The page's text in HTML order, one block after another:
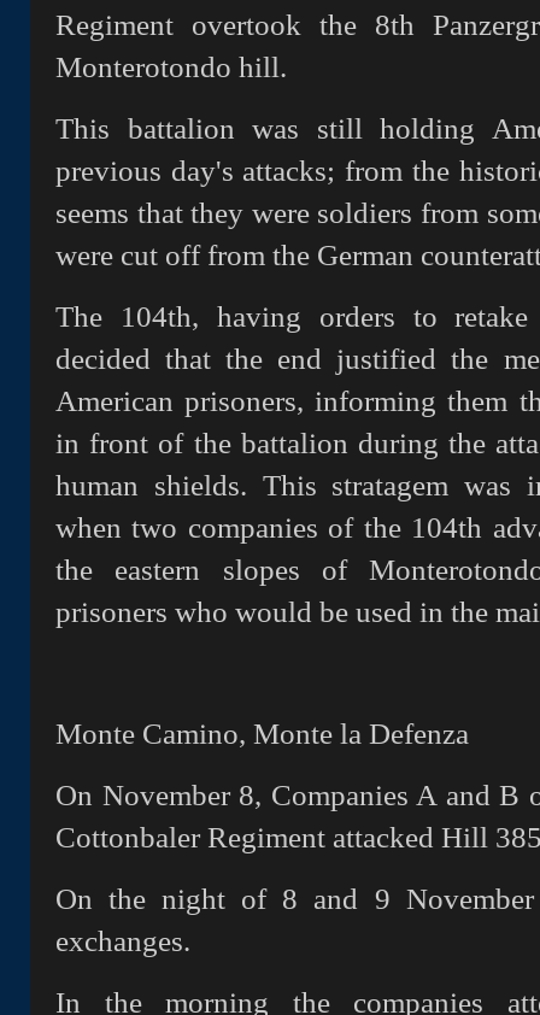
Regiment overtook the 8th
Monterotondo hill.
This battalion was still holding
previous day's attacks; from the
seems that they were soldiers from
were cut off from the German
The 104th, having orders to
decided that the end justified the
American prisoners, informing them
in front of the battalion during the
human shields. This stratagem was
when two companies of the 104th
the eastern slopes of
prisoners who would be used in the
Monte Camino, Monte la Defenza
On November 8, Companies A and
Cottonbaler Regiment attacked Hill
On the night of 8 and 9 November
exchanges.
In the morning the companies